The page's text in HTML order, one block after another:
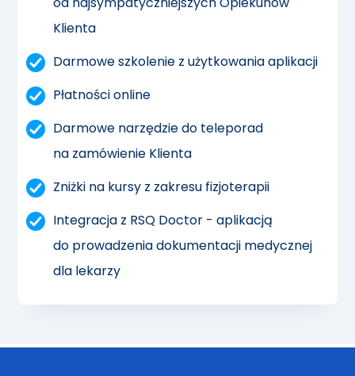
Klienta
Darmowe szkolenie z użytkowania aplikacji
Płatności online
Darmowe narzędzie do teleporad
na zamówienie Klienta
Zniżki na kursy z zakresu fizjoterapii
Integracja z RSQ Doctor - aplikacją
do prowadzenia dokumentacji medycznej
dla lekarzy